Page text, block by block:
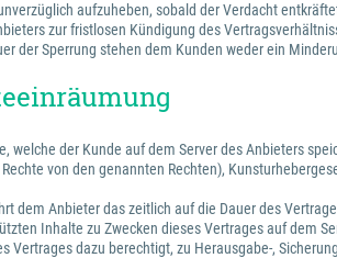
aufzuheben, sobald der Verdacht
zur fristlosen Kündigung des
der Sperrung stehen dem Kunden weder ein
welche der Kunde auf dem Server des Anbieters
von den genannten Rechten),
dem Anbieter das zeitlich auf die Dauer des
Inhalte zu Zwecken dieses Vertrages auf dem
Vertrages dazu berechtigt, zu Herausgabe-,